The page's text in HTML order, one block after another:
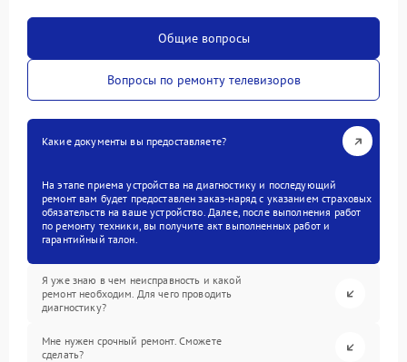
Общие вопросы
Вопросы по ремонту телевизоров
Какие документы вы предоставляете?
На этапе приема устройства на диагностику и последующий
ремонт вам будет предоставлен заказ-наряд с указанием страховых
обязательств на ваше устройство. Далее, после выполнения работ
по ремонту техники, вы получите акт выполненных работ и
гарантийный талон.
Я уже знаю в чем неисправность и какой
ремонт необходим. Для чего проводить
диагностику?
Мне нужен срочный ремонт. Сможете
сделать?